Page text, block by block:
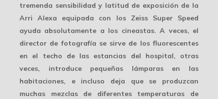
tremenda sensibilidad y latitud de exposición de la
Arri Alexa equipada con los Zeiss Super Speed
ayuda absolutamente a los cineastas. A veces, el
director de fotografía se sirve de los fluorescentes
en el techo de las estancias del hospital, otras
veces, introduce pequeñas lámparas en las
habitaciones, e incluso deja que se produzcan
muchas mezclas de diferentes temperaturas de